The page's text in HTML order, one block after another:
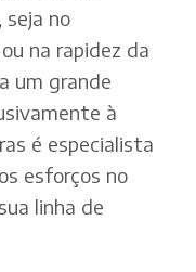
seja no
na rapidez da
um grande
à
é especialista
esforços no
linha de